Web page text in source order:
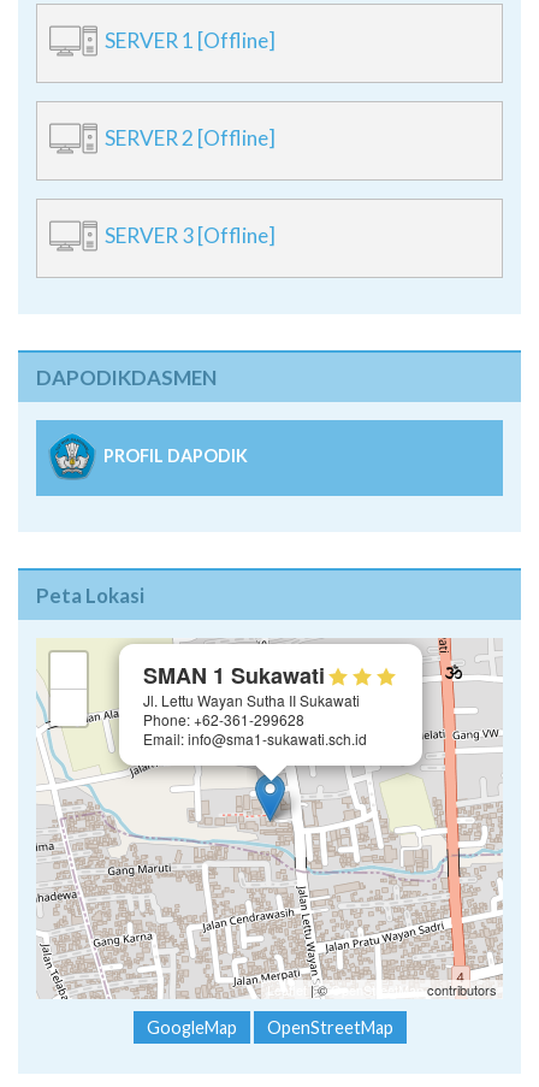
SERVER 1 [Offline]
SERVER 2 [Offline]
SERVER 3 [Offline]
DAPODIKDASMEN
PROFIL DAPODIK
Peta Lokasi
SMAN 1 Sukawati
Jl. Lettu Wayan Sutha II Sukawati
Phone: +62-361-299628
Email: info@sma1-sukawati.sch.id
Leaflet | ©OpenStreetMap contributors
GoogleMap OpenStreetMap